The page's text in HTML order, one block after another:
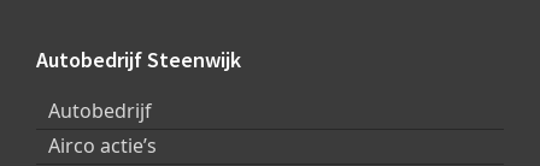
Autobedrijf Steenwijk
Autobedrijf
Airco actie’s